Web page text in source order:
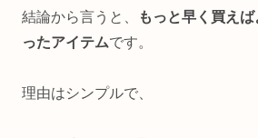
結論から言うと、
もっと早く買え
ったアイテムです。
理由はシンプルで、